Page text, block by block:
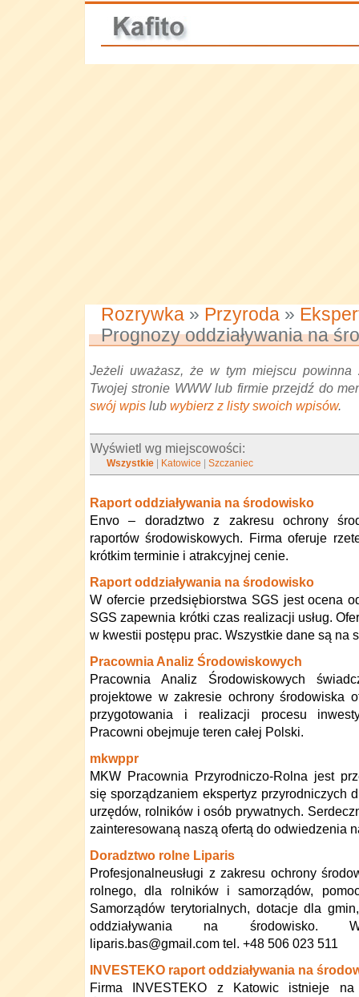
Rozrywka » Przyroda »
Prognozy oddziaływania na
Jeżeli uważasz, że w tym miejscu powinna
Twojej stronie WWW lub firmie przejdź do
swój wpis lub wybierz z listy swoich wpisów.
Wyświetl wg miejscowości:
Wszystkie Katowice |Szczaniec
Raport oddziaływania na środowisko
Envo – doradztwo z zakresu ochrony
raportów środowiskowych. Firma oferuje
krótkim terminie i atrakcyjnej cenie.
Raport oddziaływania na środowisko
W ofercie przedsiębiorstwa SGS jest ocena
SGS zapewnia krótki czas realizacji usług.
w kwestii postępu prac. Wszystkie dane są na
Pracownia Analiz Środowiskowych
Pracownia Analiz Środowiskowych
projektowe w zakresie ochrony środowiska
przygotowania i realizacji procesu
Pracowni obejmuje teren całej Polski.
mkwppr
MKW Pracownia Przyrodniczo-Rolna jest
się sporządzaniem ekspertyz przyrodniczych
urzędów, rolników i osób prywatnych.
zainteresowaną naszą ofertą do odwiedzenia
Doradztwo rolne Liparis
Profesjonalneusługi z zakresu ochrony
rolnego, dla rolników i samorządów,
Samorządów terytorialnych, dotacje dla
oddziaływania na środowisko.
liparis.bas@gmail.com tel. +48 506 023 511
INVESTEKO raport oddziaływania na
Firma INVESTEKO z Katowic istnieje